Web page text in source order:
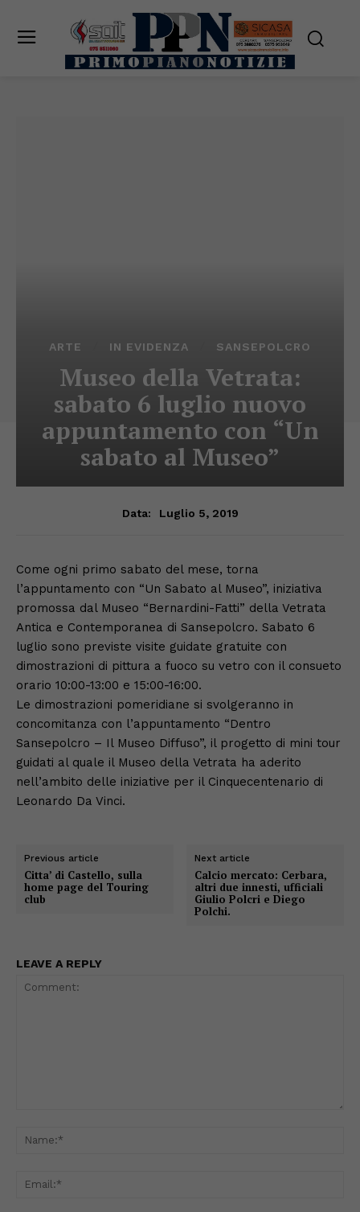
ARTE IN EVIDENZA SANSEPOLCRO
Museo della Vetrata:
sabato 6 luglio nuovo
appuntamento con “Un
sabato al Museo”
Data: Luglio 5, 2019
Come ogni primo sabato del mese, torna
l’appuntamento con “Un Sabato al Museo”, iniziativa
promossa dal Museo “Bernardini-Fatti” della Vetrata
Antica e Contemporanea di Sansepolcro. Sabato 6
luglio sono previste visite guidate gratuite con
dimostrazioni di pittura a fuoco su vetro con il consueto
orario 10:00-13:00 e 15:00-16:00.
Le dimostrazioni pomeridiane si svolgeranno in
concomitanza con l’appuntamento “Dentro
Sansepolcro – Il Museo Diffuso”, il progetto di mini tour
guidati al quale il Museo della Vetrata ha aderito
nell’ambito delle iniziative per il Cinquecentenario di
Leonardo Da Vinci.
Previous article
Citta’ di Castello, sulla
home page del Touring
club
Next article
Calcio mercato: Cerbara,
altri due innesti, ufficiali
Giulio Polcri e Diego
Polchi.
LEAVE A REPLY